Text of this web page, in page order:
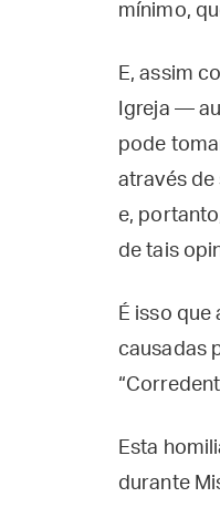
mínimo,
E, assim
Igreja —
pode
através de
e,
de tais
É isso
causadas
Esta
durante